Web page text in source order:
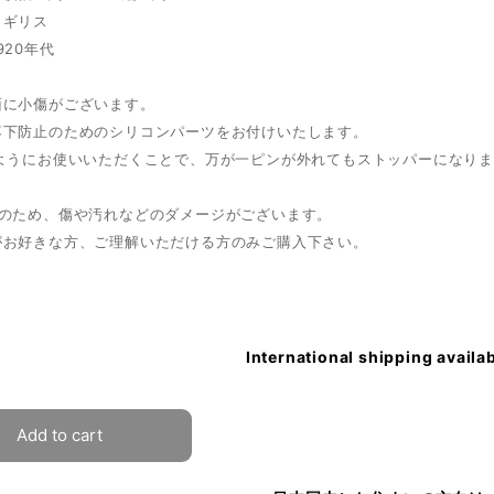
リス
年代
小傷がございます。
防止のためのシリコンパーツをお付けいたします。
にお使いいただくことで、万が一ピンが外れてもストッパーになりま
ため、傷や汚れなどのダメージがございます。
好きな方、ご理解いただける方のみご購入下さい。
International shipping
Add to cart